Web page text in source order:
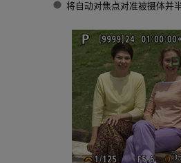
将自动对焦点对准被摄体并